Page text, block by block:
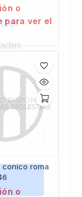
o
para ver el
conico roma
o